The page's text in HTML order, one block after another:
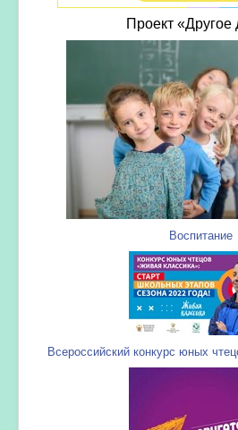
Проект «Другое
Воспитание
Всероссийский конкурс юных